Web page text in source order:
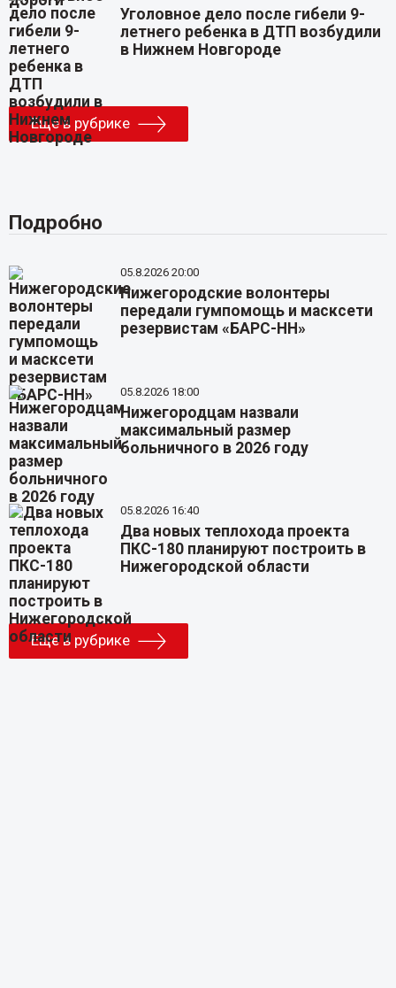
Уголовное дело после гибели 9-
летнего ребенка в ДТП возбудили
в Нижнем Новгороде
Еще в рубрике
Подробно
05.8.2026 20:00
Нижегородские волонтеры
передали гумпомощь и масксети
резервистам «БАРС-НН»
05.8.2026 18:00
Нижегородцам назвали
максимальный размер
больничного в 2026 году
05.8.2026 16:40
Два новых теплохода проекта
ПКС-180 планируют построить в
Нижегородской области
Еще в рубрике